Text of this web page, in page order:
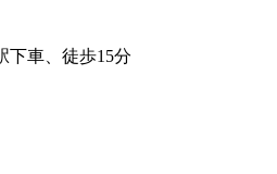
下車、徒歩15分